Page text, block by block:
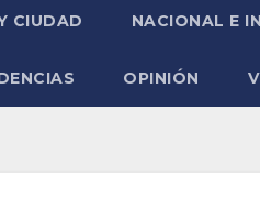
CIUDAD NACIONAL E
OPINIÓN